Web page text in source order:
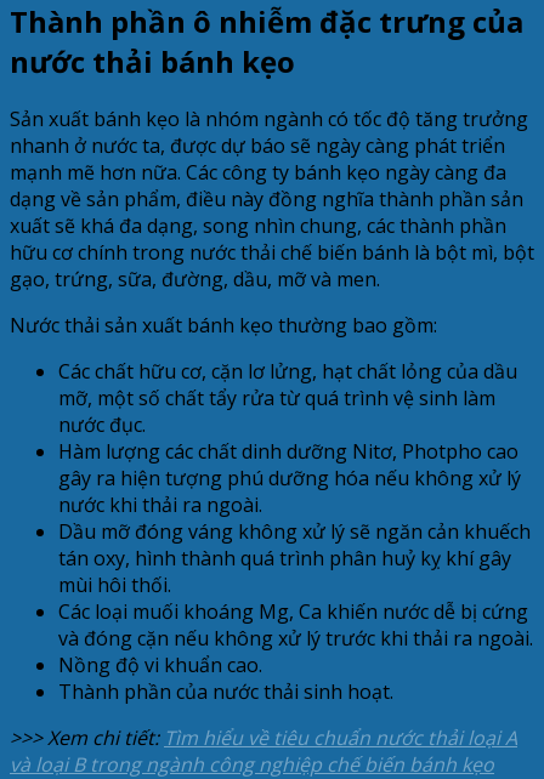
Thành phần ô nhiễm đặc trưng của
nước thải bánh kẹo
Sản xuất bánh kẹo là nhóm ngành có tốc độ tăng trưởng
nhanh ở nước ta, được dự báo sẽ ngày càng phát triển
mạnh mẽ hơn nữa. Các công ty bánh kẹo ngày càng đa
dạng về sản phẩm, điều này đồng nghĩa thành phần sản
xuất sẽ khá đa dạng, song nhìn chung, các thành phần
hữu cơ chính trong nước thải chế biến bánh là bột mì, bột
gạo, trứng, sữa, đường, dầu, mỡ và men.
Nước thải sản xuất bánh kẹo thường bao gồm:
Các chất hữu cơ, cặn lơ lửng, hạt chất lỏng của dầu
mỡ, một số chất tẩy rửa từ quá trình vệ sinh làm
nước đục.
Hàm lượng các chất dinh dưỡng Nitơ, Photpho cao
gây ra hiện tượng phú dưỡng hóa nếu không xử lý
nước khi thải ra ngoài.
Dầu mỡ đóng váng không xử lý sẽ ngăn cản khuếch
tán oxy, hình thành quá trình phân huỷ kỵ khí gây
mùi hôi thối.
Các loại muối khoáng Mg, Ca khiến nước dễ bị cứng
và đóng cặn nếu không xử lý trước khi thải ra ngoài.
Nồng độ vi khuẩn cao.
Thành phần của nước thải sinh hoạt.
>>> Xem chi tiết: Tìm hiểu về tiêu chuẩn nước thải loại A
và loại B trong ngành công nghiệp chế biến bánh kẹo